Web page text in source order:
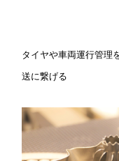
タイヤや車両運行管理
送に繋げる